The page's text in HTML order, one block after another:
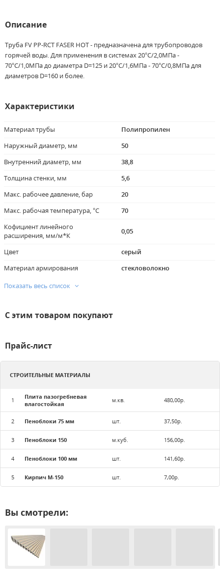
Описание
Труба FV PP-RCT FASER HOT - предназначена для трубопроводов
горячей воды. Для применения в системах 20°C/2,0МПа -
70°C/1,0МПа до диаметра D=125 и 20°C/1,6МПа - 70°C/0,8МПа для
диаметров D=160 и более.
Характеристики
Материал трубы
Полипропилен
Наружный диаметр, мм
50
Внутренний диаметр, мм
38,8
Толщина стенки, мм
5,6
Макс. рабочее давление, бар
20
Макс. рабочая температура, °C
70
Кофициент линейного
расширения, мм/м*К
0,05
Цвет
серый
Материал армирования
стекловолокно
Показать весь список
С этим товаром покупают
Прайс-лист
СТРОИТЕЛЬНЫЕ МАТЕРИАЛЫ
1
Плита пазогребневая
влагостойкая
м.кв. 480,00р.
2 Пеноблоки 75 мм шт. 37,50р.
3 Пеноблоки 150 м.куб. 156,00р.
4 Пеноблоки 100 мм шт. 141,60р.
5 Кирпич М-150 шт. 7,00р.
Вы смотрели: